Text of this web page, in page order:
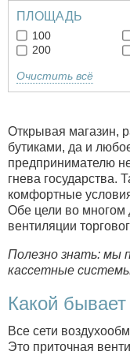
ПЛОЩАДЬ
100
200
Очистить всё
Открывая магазин,
бутиками, да и
предпринимателю
гнева государства.
комфортные
Обе цели во многом
вентиляции
Полезно знать: мы
кассетные
Какой
Все сети
Это приточная